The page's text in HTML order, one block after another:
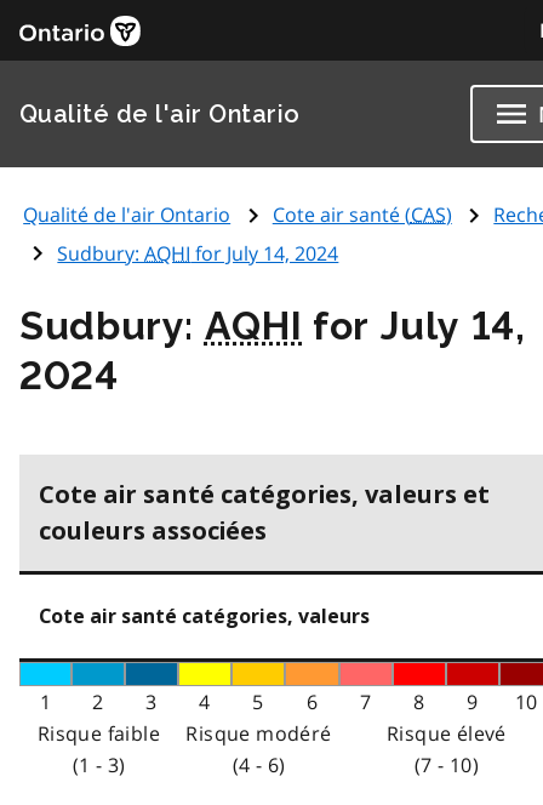
Qualité de l'air Ontario
Qualité de l'air Ontario Cote air santé (CAS)
Sudbury:AQHI for July 14, 2024
Sudbury: AQHI for July 14,
2024
Cote air santé catégories, valeurs et
couleurs associées
Cote air santé catégories, valeurs
1 2 3 4 5 6 7 8 9
10
Risque faible
(1 - 3)
Risque modéré
(4 - 6)
Risque élevé
(7 - 10)